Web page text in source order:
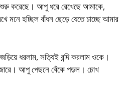
শুরু করেছে। আপু ধরে রেখেছে আমাকে,
মনে হচ্ছিল বাঁধন ছেড়ে যেতে চাচ্ছে আমার
ধরলাম, সত্যিই বন্দি করলাম ওকে।
আপু পেছনে বেঁকে পড়ল। চোখ